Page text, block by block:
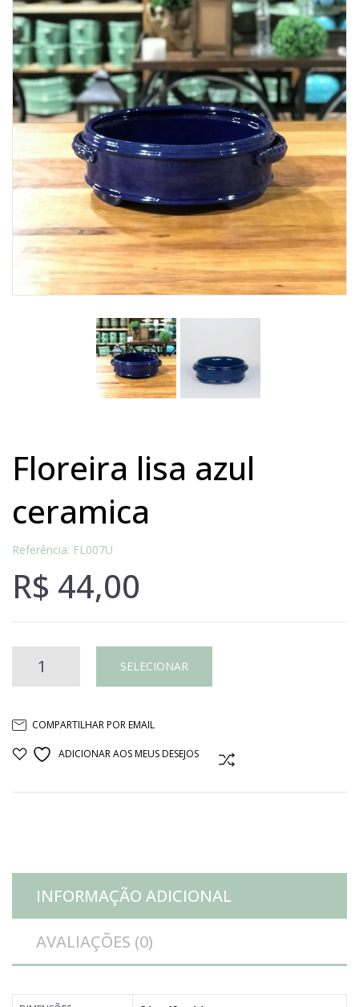
Lost Password
Cadastrar Conta
floreira lisa azul
ceramica
Referência: FL007U
R$ 44,00
Floreira
azul
SELECIONAR
COMPARTILHAR POR EMAIL
ADICIONAR AOS MEUS DESEJOS
INFORMAÇÃO ADICIONAL
AVALIAÇÕES (0)